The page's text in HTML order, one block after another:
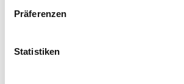
Präferenzen
Statistiken